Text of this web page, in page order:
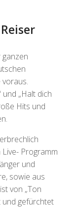
voraus.
und „Halt dich
Hits und
Programm
und
sowie aus
von „Ton
und gefürchtet